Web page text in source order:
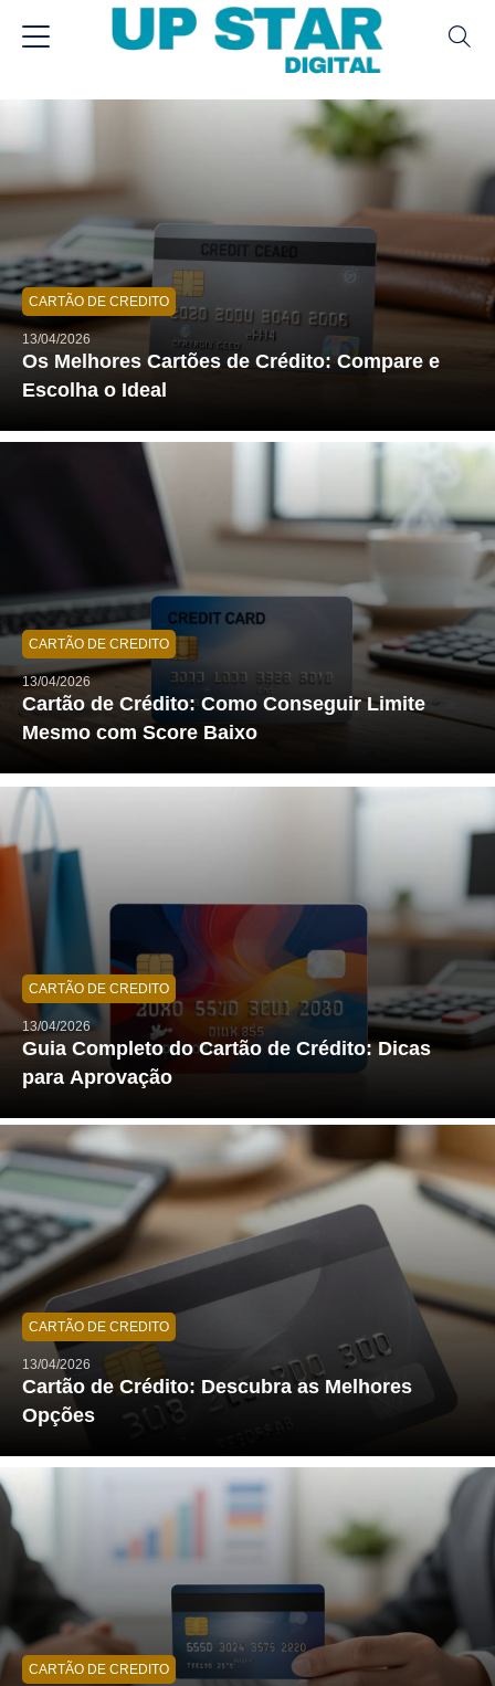
CARTÃO DE CREDITO
13/04/2026
Os Melhores Cartões de Crédito: Compare e
Escolha o Ideal
CARTÃO DE CREDITO
13/04/2026
Cartão de Crédito: Como Conseguir Limite
Mesmo com Score Baixo
CARTÃO DE CREDITO
13/04/2026
Guia Completo do Cartão de Crédito: Dicas
para Aprovação
CARTÃO DE CREDITO
13/04/2026
Cartão de Crédito: Descubra as Melhores
Opções
CARTÃO DE CREDITO